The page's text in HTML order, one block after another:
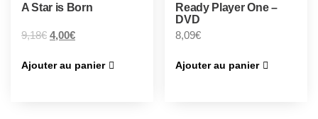
A Star is Born
9,18€ 4,00€
Ajouter au panier
Ready Player One –
DVD
8,09€
Ajouter au panier